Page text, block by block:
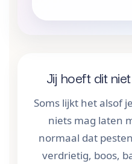
Jij hoeft dit
Soms lijkt het alsof
niets mag laten
normaal dat
verdrietig, boos,